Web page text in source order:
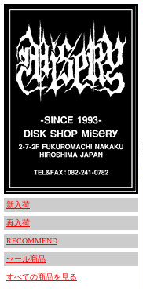
新入荷
再入荷
RECOMMEND
セール商品
すべての商品を見る